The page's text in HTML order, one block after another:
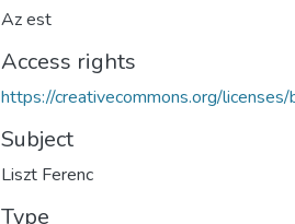
Az est
Access rights
https://creativecommons.org/
Subject
Liszt Ferenc
Type